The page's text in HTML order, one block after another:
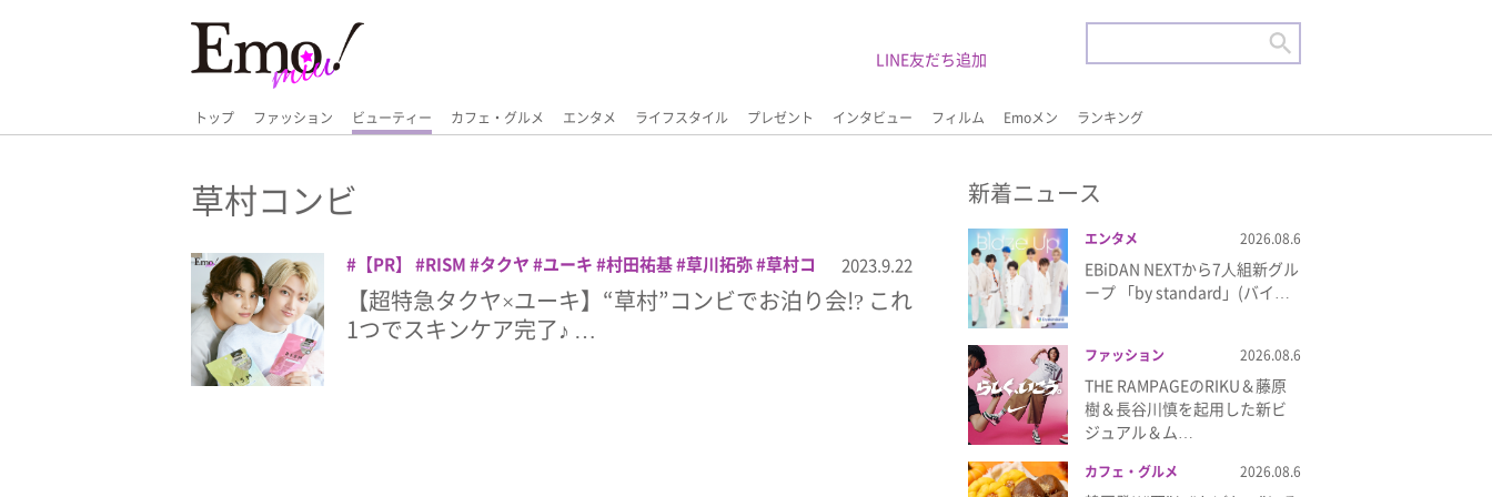
トップ ファッション ビューティー カフェ・グルメ エンタメ ライフスタイル プレゼント インタビュー フィルム Emoメン ランキング
LINE友だち追加
草村コンビ
【PR】 RISM タクヤ ユーキ 村田祐基 草川拓弥 草村コ
ンビ
超特急
2023.9.22
【超特急タクヤ×ユーキ】“草村”コンビでお泊り会!? これ
1つでスキンケア完了♪ …
新着ニュース
エンタメ 2026.08.6
EBiDAN NEXTから7⼈組新グル
ープ 「by standard」(バイ…
ファッション 2026.08.6
THE RAMPAGEのRIKU＆藤原
樹＆長谷川慎を起用した新ビ
ジュアル＆ム…
カフェ・グルメ 2026.08.6